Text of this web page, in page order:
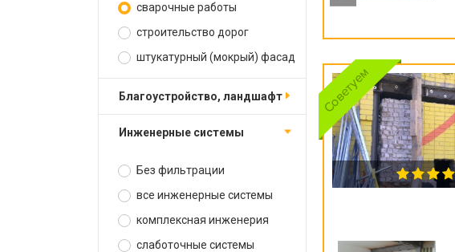
сварочные работы
строительство дорог
штукатурный (мокрый) фасад
благоустройство, ландшафт
инженерные системы
Без фильтрации
все инженерные системы
комплексная инженерия
слаботочные системы